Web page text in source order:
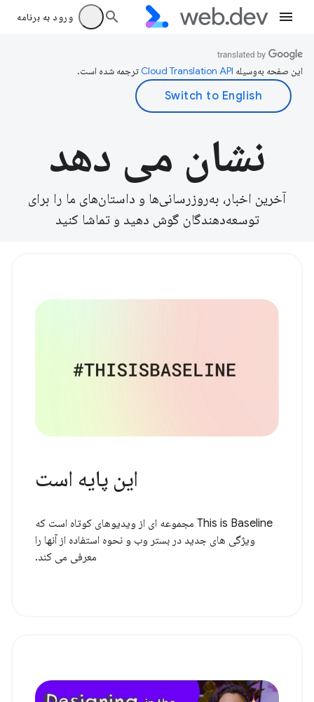
ورود به برنامه
این صفحه به‌وسیله ترجمه شده است.
نشان می دهد
آخرین اخبار، به‌روزرسانی‌ها و داستان‌های ما را برای
توسعه‌دهندگان گوش دهید و تماشا کنید
این پایه است
This is Baseline مجموعه ای از ویدیوهای کوتاه است که
ویژگی های جدید در بستر وب و نحوه استفاده از آنها را
معرفی می کند.